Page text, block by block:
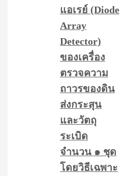
แอเรย์ (Diode
Array
Detector)
ของเครื่อง
ตรวจความ
ถาวรของดิน
ส่งกระสุน
และวัตถุ
ระเบิด
จำนวน ๑ ชุด
โดยวิธีเฉพาะ